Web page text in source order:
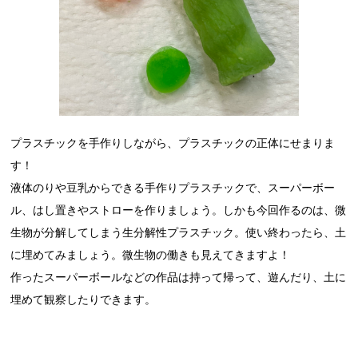
プラスチックを手作りしながら、プラスチックの正体にせまりま
す！
液体のりや豆乳からできる手作りプラスチックで、スーパーボー
ル、はし置きやストローを作りましょう。しかも今回作るのは、微
生物が分解してしまう生分解性プラスチック。使い終わったら、土
に埋めてみましょう。微生物の働きも見えてきますよ！
作ったスーパーボールなどの作品は持って帰って、遊んだり、土に
埋めて観察したりできます。